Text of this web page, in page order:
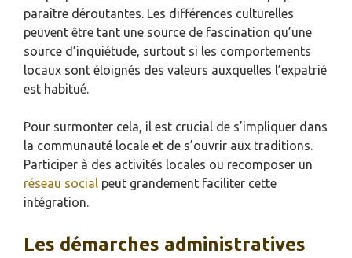
paraître déroutantes. Les différences culturelles
peuvent être tant une source de fascination qu’une
source d’inquiétude, surtout si les comportements
locaux sont éloignés des valeurs auxquelles l’expatrié
est habitué.
Pour surmonter cela, il est crucial de s’impliquer dans
la communauté locale et de s’ouvrir aux traditions.
Participer à des activités locales ou recomposer un
réseau social peut grandement faciliter cette
intégration.
Les démarches administratives